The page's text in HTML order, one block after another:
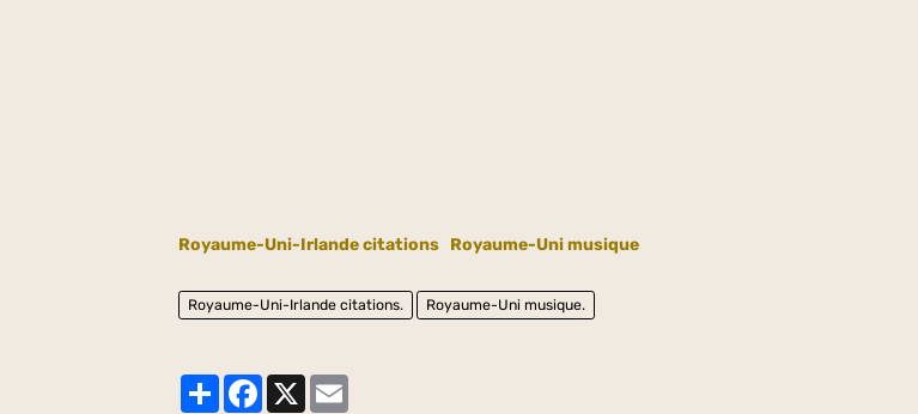
Royaume-Uni-Irlande citations Royaume-Uni musique
Royaume-Uni-Irlande citations. Royaume-Uni musique.
PartagerFacebook
X